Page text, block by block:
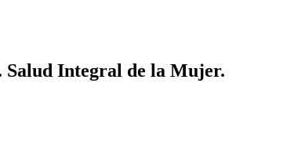
Salud Integral de la Mujer.